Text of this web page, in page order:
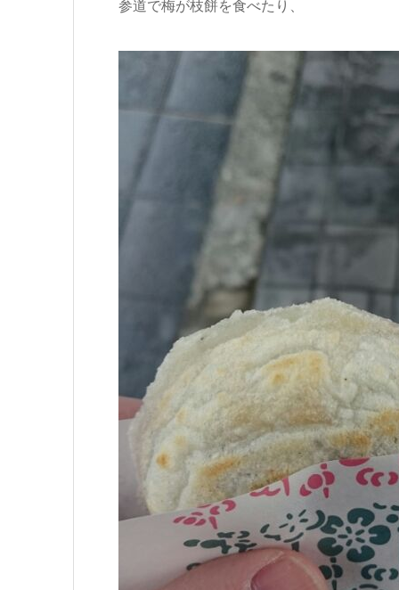
参道で梅が枝餅を食べたり、